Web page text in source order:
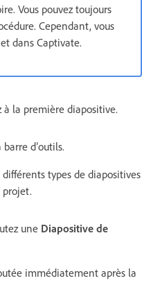
Vous pouvez toujours
Cependant, vous
dans Captivate.
à la première diapositive.
d’outils.
types de diapositives
projet.
une Diapositive de
immédiatement après la